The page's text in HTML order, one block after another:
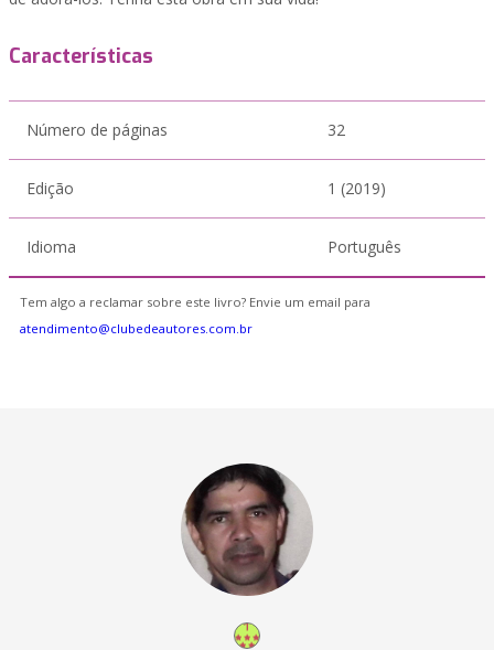
Características
Número de páginas 32
Edição 1 (2019)
Idioma Português
Tem algo a reclamar sobre este livro? Envie um email para
atendimento@clubedeautores.com.br